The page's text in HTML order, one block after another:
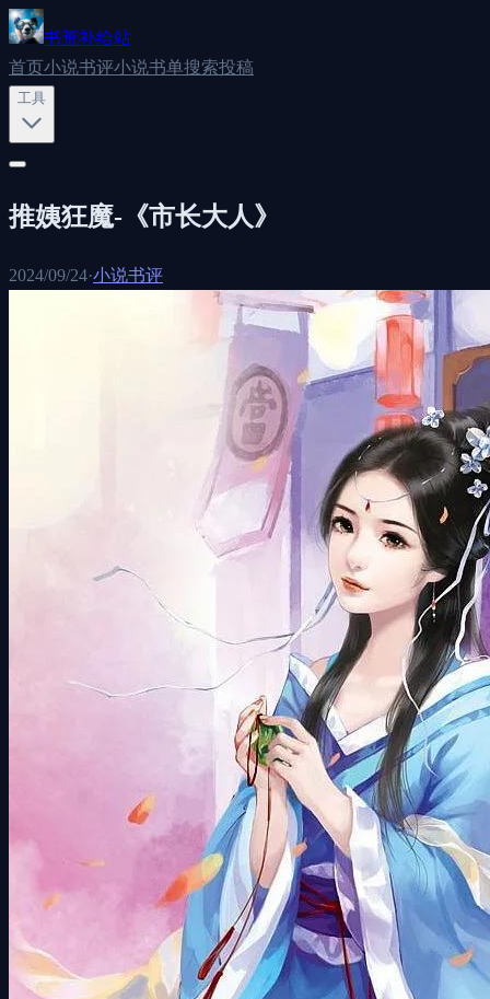
书荒补给站
首页小说书评小说书单搜索投稿
工具
推姨狂魔-《市长大人》
2024/09/24·小说书评